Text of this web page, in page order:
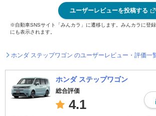
ユーザーレビューを投稿する
※自動車SNSサイト「みんカラ」に遷移します。みんカラに登
にも表示されます。
ホンダ ステップワゴン のユーザーレビュー・評価一
ホンダ ステップワゴン
総合評価
4.1